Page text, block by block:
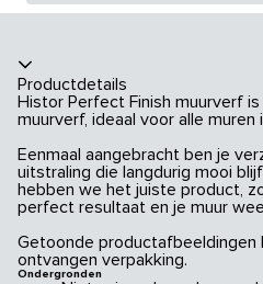
Productdetails
Histor Perfect Finish muurverf
muurverf, ideaal voor alle muren
Eenmaal aangebracht ben je
uitstraling die langdurig mooi
hebben we het juiste product,
perfect resultaat en je muur
Getoonde productafbeeldingen
ontvangen verpakking.
Ondergronden